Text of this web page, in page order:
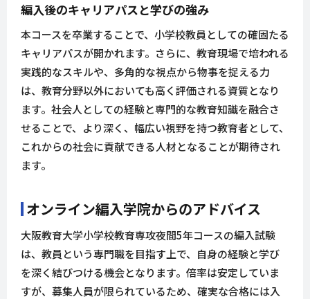
編入後のキャリアパスと学びの強み
本コースを卒業することで、小学校教員としての確固たる
キャリアパスが開かれます。さらに、教育現場で培われる
実践的なスキルや、多角的な視点から物事を捉える力
は、教育分野以外においても高く評価される資質となり
ます。社会人としての経験と専門的な教育知識を融合さ
せることで、より深く、幅広い視野を持つ教育者として、
これからの社会に貢献できる人材となることが期待され
ます。
オンライン編入学院からのアドバイス
大阪教育大学小学校教育専攻夜間5年コースの編入試験
は、教員という専門職を目指す上で、自身の経験と学び
を深く結びつける機会となります。倍率は安定していま
すが、募集人員が限られているため、確実な合格には入